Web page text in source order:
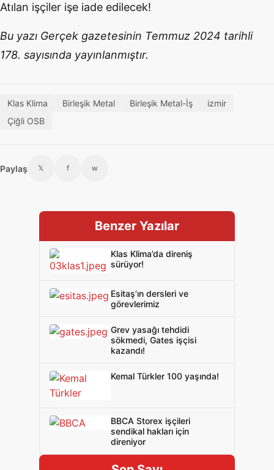
Atılan işçiler işe iade edilecek!
Bu yazı Gerçek gazetesinin Temmuz 2024 tarihli
178. sayısında yayınlanmıştır.
Klas Klima Birleşik Metal Birleşik Metal-İş
izmir
Çiğli OSB
Paylaş 𝕏 f w
Benzer Yazılar
Klas Klima’da direniş
sürüyor!
Esitaş’ın dersleri ve
görevlerimiz
Grev yasağı tehdidi
sökmedi, Gates işçisi
kazandı!
Kemal Türkler 100 yaşında!
BBCA Storex işçileri
sendikal hakları için
direniyor